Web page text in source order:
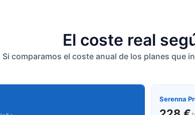
El coste real
Si comparamos el coste anual de los planes que
Serenna